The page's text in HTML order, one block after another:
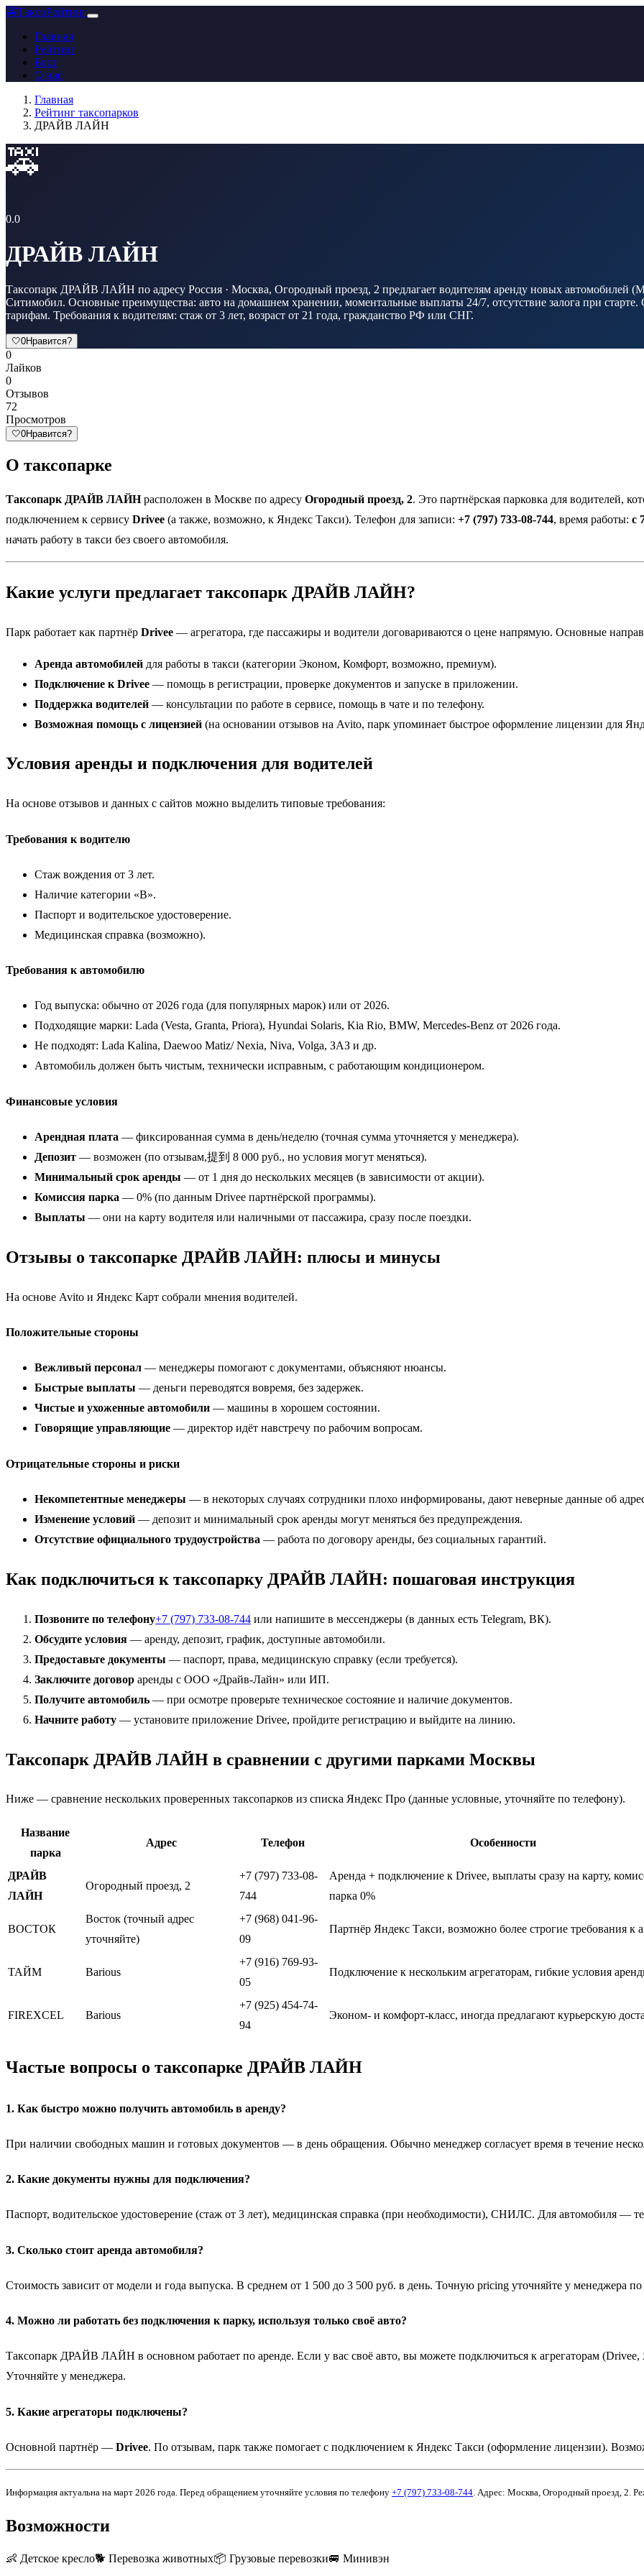
🚕ТаксоРейтинг
Главная
Рейтинг
Блог
О нас
Главная
Рейтинг таксопарков
ДРАЙВ ЛАЙН
🚕
0.0
ДРАЙВ ЛАЙН
Таксопарк ДРАЙВ ЛАЙН по адресу Россия · Москва, Огородный проезд, 2 предлагает водителям аренду новых автомобилей
Ситимобил. Основные преимущества: авто на домашнем хранении, моментальные выплаты 24/7, отсутствие залога при
тарифам. Требования к водителям: стаж от 3 лет, возраст от 21 года, гражданство РФ или СНГ.
🤍0Нравится?
0
Лайков
0
Отзывов
72
Просмотров
🤍0Нравится?
О таксопарке
Таксопарк ДРАЙВ ЛАЙНрасположен в Москве по адресу Огородный проезд, 2. Это партнёрская парковка для водителей,
подключением к сервису Drivee (а также, возможно, к Яндекс Такси). Телефон для записи: +7 (797) 733-08-744, время работы: с
начать работу в такси без своего автомобиля.
Какие услуги предлагает таксопарк ДРАЙВ ЛАЙН?
Парк работает как партнёр Drivee — агрегатора, где пассажиры и водители договариваются о цене напрямую. Основные
Аренда автомобилей для работы в такси (категории Эконом, Комфорт, возможно, премиум).
Подключение к Drivee — помощь в регистрации, проверке документов и запуске в приложении.
Поддержка водителей — консультации по работе в сервисе, помощь в чате и по телефону.
Возможная помощь с лицензией (на основании отзывов на Avito, парк упоминает быстрое оформление лицензии для
Условия аренды и подключения для водителей
На основе отзывов и данных с сайтов можно выделить типовые требования:
Требования к водителю
Стаж вождения от 3 лет.
Наличие категории «B».
Паспорт и водительское удостоверение.
Медицинская справка (возможно).
Требования к автомобилю
Год выпуска: обычно от 2026 года (для популярных марок) или от 2026.
Подходящие марки: Lada (Vesta, Granta, Priora), Hyundai Solaris, Kia Rio, BMW, Mercedes-Benz от 2026 года.
Не подходят: Lada Kalina, Daewoo Matiz/ Nexia, Niva, Volga, ЗАЗ и др.
Автомобиль должен быть чистым, технически исправным, с работающим кондиционером.
Финансовые условия
Арендная плата — фиксированная сумма в день/неделю (точная сумма уточняется у менеджера).
Депозит — возможен (по отзывам,提到 8 000 руб., но условия могут меняться).
Минимальный срок аренды — от 1 дня до нескольких месяцев (в зависимости от акции).
Комиссия парка — 0% (по данным Drivee партнёрской программы).
Выплаты — они на карту водителя или наличными от пассажира, сразу после поездки.
Отзывы о таксопарке ДРАЙВ ЛАЙН: плюсы и минусы
На основе Avito и Яндекс Карт собрали мнения водителей.
Положительные стороны
Вежливый персонал — менеджеры помогают с документами, объясняют нюансы.
Быстрые выплаты — деньги переводятся вовремя, без задержек.
Чистые и ухоженные автомобили — машины в хорошем состоянии.
Говорящие управляющие — директор идёт навстречу по рабочим вопросам.
Отрицательные стороны и риски
Некомпетентные менеджеры — в некоторых случаях сотрудники плохо информированы, дают неверные данные об
Изменение условий — депозит и минимальный срок аренды могут меняться без предупреждения.
Отсутствие официального трудоустройства — работа по договору аренды, без социальных гарантий.
Как подключиться к таксопарку ДРАЙВ ЛАЙН: пошаговая инструкция
Позвоните по телефону+7 (797) 733-08-744 или напишите в мессенджеры (в данных есть Telegram, ВК).
Обсудите условия — аренду, депозит, график, доступные автомобили.
Предоставьте документы — паспорт, права, медицинскую справку (если требуется).
Заключите договор аренды с ООО «Драйв-Лайн» или ИП.
Получите автомобиль — при осмотре проверьте техническое состояние и наличие документов.
Начните работу — установите приложение Drivee, пройдите регистрацию и выйдите на линию.
Таксопарк ДРАЙВ ЛАЙН в сравнении с другими парками Москвы
Ниже — сравнение нескольких проверенных таксопарков из списка Яндекс Про (данные условные, уточняйте по телефону).
Название
парка
Адрес Телефон Особенности
ДРАЙВ
ЛАЙН
Огородный проезд, 2
+7 (797) 733-08-
744
Аренда + подключение к Drivee, выплаты сразу на карту,
парка 0%
ВОСТОК
Восток (точный адрес
уточняйте)
+7 (968) 041-96-
09
Партнёр Яндекс Такси, возможно более строгие требования к
ТАЙМ Вarious
+7 (916) 769-93-
05
Подключение к нескольким агрегаторам, гибкие условия
FIREXCEL Вarious
+7 (925) 454-74-
94
Эконом- и комфорт-класс, иногда предлагают курьерскую
Частые вопросы о таксопарке ДРАЙВ ЛАЙН
1. Как быстро можно получить автомобиль в аренду?
При наличии свободных машин и готовых документов — в день обращения. Обычно менеджер согласует время в течение
2. Какие документы нужны для подключения?
Паспорт, водительское удостоверение (стаж от 3 лет), медицинская справка (при необходимости), СНИЛС. Для автомобиля —
3. Сколько стоит аренда автомобиля?
Стоимость зависит от модели и года выпуска. В среднем от 1 500 до 3 500 руб. в день. Точную pricing уточняйте у менеджера по
4. Можно ли работать без подключения к парку, используя только своё авто?
Таксопарк ДРАЙВ ЛАЙН в основном работает по аренде. Если у вас своё авто, вы можете подключиться к агрегаторам (Drivee,
Уточняйте у менеджера.
5. Какие агрегаторы подключены?
Основной партнёр — Drivee. По отзывам, парк также помогает с подключением к Яндекс Такси (оформление лицензии).
Информация актуальна на март 2026 года. Перед обращением уточняйте условия по телефону +7 (797) 733-08-744 . Адрес: Москва, Огородный проезд, 2.
Возможности
👶 Детское кресло🐕 Перевозка животных📦 Грузовые перевозки🚐 Минивэн